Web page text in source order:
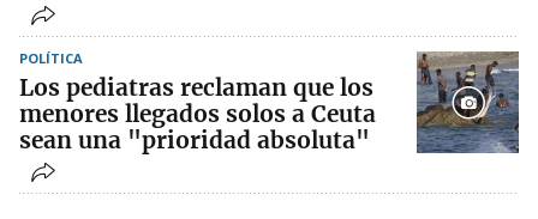
POLÍTICA
Los pediatras reclaman que los
menores llegados solos a Ceuta
sean una "prioridad absoluta"